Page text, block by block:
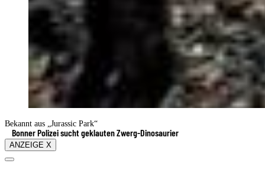
Bekannt aus „Jurassic Park“
Bonner Polizei sucht geklauten Zwerg-Dinosaurier
ANZEIGE X